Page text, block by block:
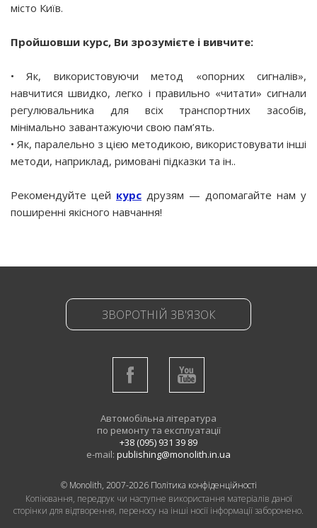
місто Київ.
Пройшовши курс, Ви зрозумієте і вивчите:
• Як, використовуючи метод «опорних сигналів»,
навчитися швидко, легко і правильно «читати» сигнали
регулювальника для всіх транспортних засобів,
мінімально завантажуючи свою пам’ять.
• Як, паралельно з цією методикою, використовувати інші
методи, наприклад, римовані підказки та ін..
Рекомендуйте цей курс друзям — допомагайте нам у
поширенні якісного навчання!
ЗВОРОТНІЙ ЗВ'ЯЗОК
Автомобільна література
по ремонту та експлуатації
+38 (095) 931 39 89
e-mail: publishing@monolith.in.ua
© Monolith, 2007-2026 Політика конфіденційності
Копіювання, передрук чи наступне використання матеріалів даної
сторінки для відтворення, переносу на інші носії інформації заборонено.